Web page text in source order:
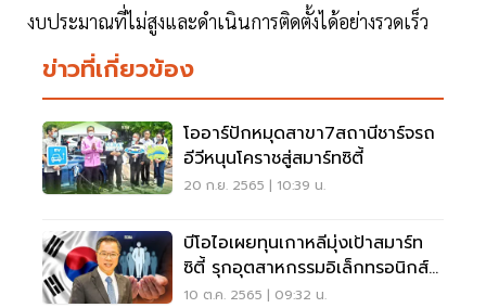
งบประมาณที่ไม่สูงและดำเนินการติดตั้งได้อย่างรวดเร็ว
ข่าวที่เกี่ยวข้อง
โออาร์ปักหมุดสาขา7สถานีชาร์จรถ
อีวีหนุนโคราชสู่สมาร์ทซิตี้
20 ก.ย. 2565 | 10:39 น.
บีโอไอเผยทุนเกาหลีมุ่งเป้าสมาร์ท
ซิตี้ รุกอุตสาหกรรมอิเล็กทรอนิกส์-
อีวี
10 ต.ค. 2565 | 09:32 น.